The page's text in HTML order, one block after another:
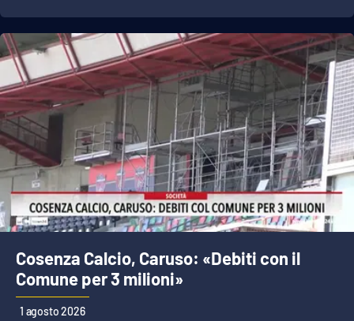
Cosenza Calcio, Caruso: «Debiti con il
Comune per 3 milioni»
1 agosto 2026